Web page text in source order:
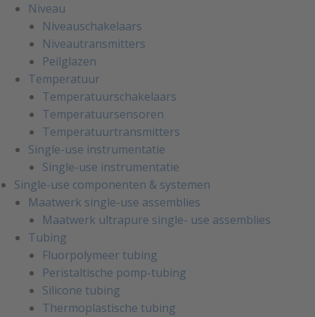
Niveau
Niveauschakelaars
Niveautransmitters
Peilglazen
Temperatuur
Temperatuurschakelaars
Temperatuursensoren
Temperatuurtransmitters
Single-use instrumentatie
Single-use instrumentatie
Single-use componenten & systemen
Maatwerk single-use assemblies
Maatwerk ultrapure single- use assemblies
Tubing
Fluorpolymeer tubing
Peristaltische pomp-tubing
Silicone tubing
Thermoplastische tubing